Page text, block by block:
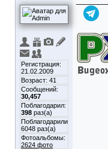
Регистрация:
21.02.2009
Возраст: 41
Сообщений:
30,457
Поблагодарил:
398 раз(а)
Поблагодарили
6048 раз(а)
Фотоальбомы:
2624 фото